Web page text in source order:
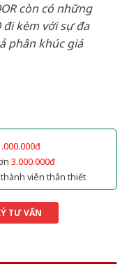
còn có những
đi kèm với sự đa
phân khúc giá
3.000.000đ
viên thân thiết
TƯ VẤN